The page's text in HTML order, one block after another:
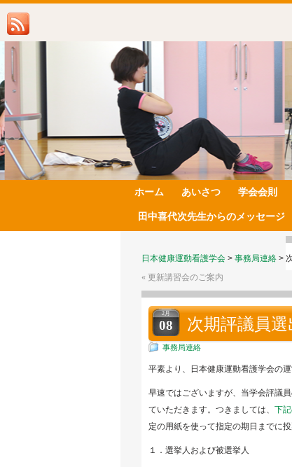
ホーム あいさつ 学会会則
田中喜代次先生からのメッセージ
日本健康運動看護学会 > 事務局連絡 >
« 更新講習会のご案内
2月
08 次期評議員
事務局連絡
平素より、日本健康運動看護学会の
早速ではございますが、当学会評議
ていただきます。つきましては、 下
定の用紙を使って指定の期日までに投
１．選挙人および被選挙人